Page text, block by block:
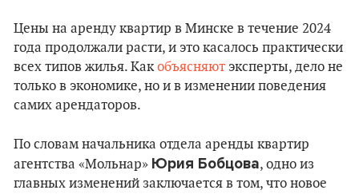
Цены на аренду квартир в Минске в течение 2024
года продолжали расти, и это касалось практически
всех типов жилья. Какобъясняют эксперты, дело не
только в экономике, но и в изменении поведения
самих арендаторов.
По словам начальника отдела аренды квартир
агентства «Мольнар» Юрия Бобцова, одно из
главных изменений заключается в том, что новое